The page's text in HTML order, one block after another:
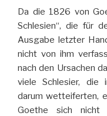
Da die 1826 von
Schlesien“, die für
Ausgabe letzter
nicht von ihm
nach den Ursachen
viele Schlesier, die
darum wetteiferten,
Goethe sich nicht